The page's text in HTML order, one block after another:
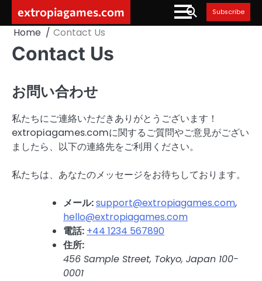
content
extropiagames.com Subscribe
Home Contact Us
Contact Us
お問い合わせ
私たちにご連絡いただきありがとうございます！
extropiagames.comに関するご質問やご意見がござい
ましたら、以下の連絡先をご利用ください。
私たちは、あなたのメッセージをお待ちしております。
メール:support@extropiagames.com,
hello@extropiagames.com
電話: +44 1234 567890
住所:
456 Sample Street, Tokyo, Japan 100-
0001